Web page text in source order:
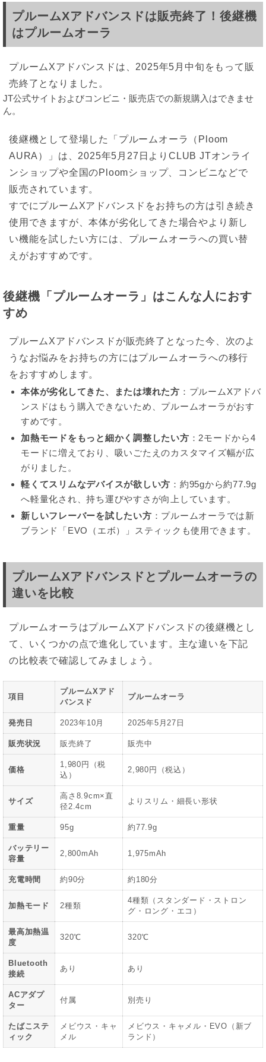
プルームXアドバンスドは販売終了！後継機
はプルームオーラ
プルームXアドバンスドは、2025年5月中旬をもって販
売終了となりました。
JT公式サイトおよびコンビニ・販売店での新規購入はできませ
ん。
後継機として登場した「プルームオーラ（Ploom
AURA）」は、2025年5月27日よりCLUB JTオンライ
ンショップや全国のPloomショップ、コンビニなどで
販売されています。
すでにプルームXアドバンスドをお持ちの方は引き続き
使用できますが、本体が劣化してきた場合やより新し
い機能を試したい方には、プルームオーラへの買い替
えがおすすめです。
後継機「プルームオーラ」はこんな人におす
すめ
プルームXアドバンスドが販売終了となった今、次のよ
うなお悩みをお持ちの方にはプルームオーラへの移行
をおすすめします。
本体が劣化してきた、または壊れた方 ：プルームXアドバ
ンスドはもう購入できないため、プルームオーラがおす
すめです。
加熱モードをもっと細かく調整したい方 ：2モードから4
モードに増えており、吸いごたえのカスタマイズ幅が広
がりました。
軽くてスリムなデバイスが欲しい方 ：約95gから約77.9g
へ軽量化され、持ち運びやすさが向上しています。
新しいフレーバーを試したい方 ：プルームオーラでは新
ブランド「EVO（エボ）」スティックも使用できます。
プルームXアドバンスドとプルームオーラの
違いを比較
プルームオーラはプルームXアドバンスドの後継機とし
て、いくつかの点で進化しています。主な違いを下記
の比較表で確認してみましょう。
項目
プルームXアド
バンスド
プルームオーラ
発売日 2023年10月 2025年5月27日
販売状況 販売終了 販売中
価格
1,980円（税
込）
2,980円（税込）
サイズ
高さ8.9cm×直
径2.4cm
よりスリム・細長い形状
重量 95g 約77.9g
バッテリー
容量
2,800mAh 1,975mAh
充電時間 約90分 約180分
加熱モード 2種類
4種類（スタンダード・ストロン
グ・ロング・エコ）
最高加熱温
度
320℃ 320℃
Bluetooth
接続
あり あり
ACアダプ
ター
付属 別売り
たばこステ
ィック
メビウス・キャ
メル
メビウス・キャメル・EVO（新ブ
ランド）